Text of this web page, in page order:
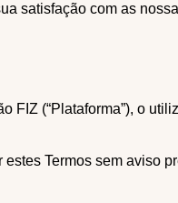
satisfação com as
FIZ (“Plataforma”), o
Termos sem aviso